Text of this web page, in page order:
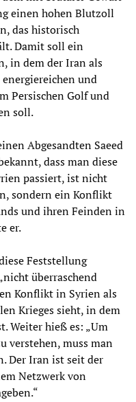
einen hohen Blutzoll
das historisch
Damit soll ein
in dem der Iran als
und
Persischen Golf und
soll.
Abgesandten Saeed
dass man diese
passiert, ist nicht
sondern ein Konflikt
und ihren Feinden in
er.
Feststellung
überraschend
Konflikt in Syrien als
Krieges sieht, in dem
Weiter hieß es: „Um
verstehen, muss man
Der Iran ist seit der
Netzwerk von